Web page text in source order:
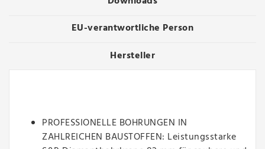
EU-verantwortliche Person
Hersteller
PROFESSIONELLE BOHRUNGEN IN
ZAHLREICHEN BAUSTOFFEN: Leistungsstarke